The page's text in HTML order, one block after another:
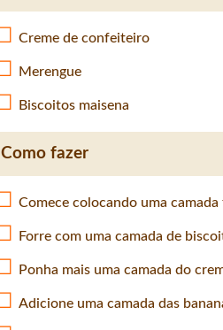
Creme de confeiteiro
Merengue
Biscoitos maisena
Como fazer
Comece colocando uma
Forre com uma camada de
Ponha mais uma camada do
Adicione uma camada das